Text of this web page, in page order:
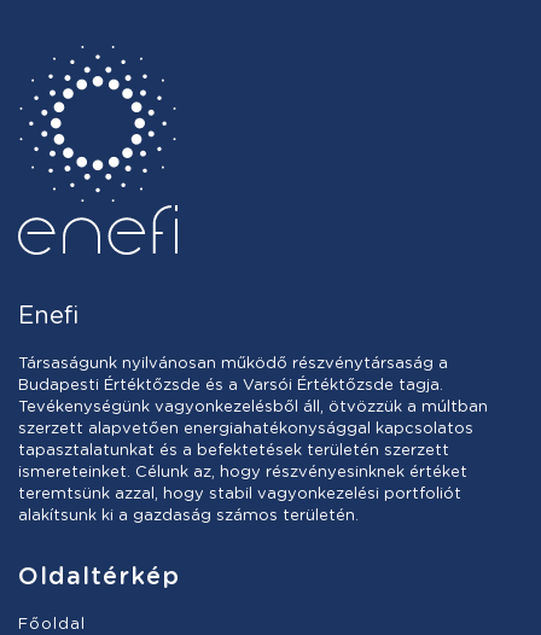
Enefi
Társaságunk nyilvánosan működő részvénytársaság a
Budapesti Értéktőzsde és a Varsói Értéktőzsde tagja.
Tevékenységünk vagyonkezelésből áll, ötvözzük a múltban
szerzett alapvetően energiahatékonysággal kapcsolatos
tapasztalatunkat és a befektetések területén szerzett
ismereteinket. Célunk az, hogy részvényesinknek értéket
teremtsünk azzal, hogy stabil vagyonkezelési portfoliót
alakítsunk ki a gazdaság számos területén.
Oldaltérkép
Főoldal